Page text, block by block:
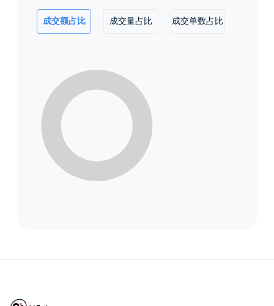
成交额占比 成交量占比 成交单数占比